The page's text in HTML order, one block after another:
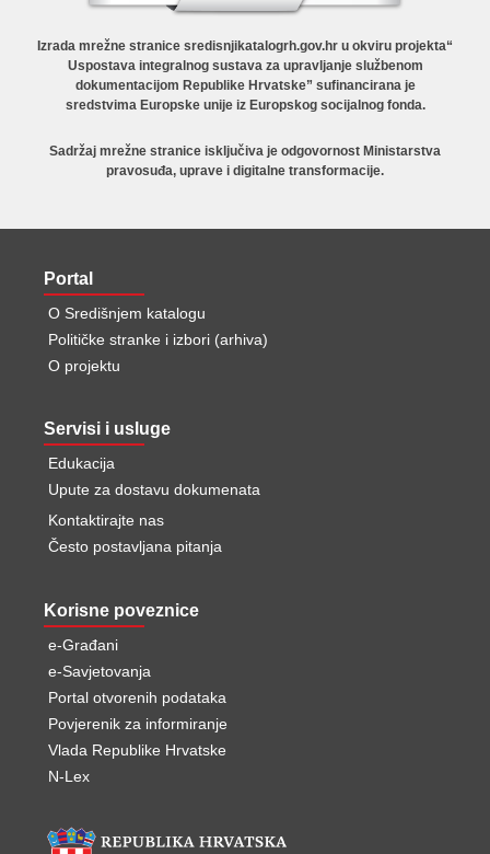
Izrada mrežne stranice sredisnjikatalogrh.gov.hr u okviru projekta“
Uspostava integralnog sustava za upravljanje službenom
dokumentacijom Republike Hrvatske” sufinancirana je
sredstvima Europske unije iz Europskog socijalnog fonda.
Sadržaj mrežne stranice isključiva je odgovornost Ministarstva
pravosuđa, uprave i digitalne transformacije.
Portal
O Središnjem katalogu
Političke stranke i izbori (arhiva)
O projektu
Servisi i usluge
Edukacija
Upute za dostavu dokumenata
Kontaktirajte nas
Često postavljana pitanja
Korisne poveznice
e-Građani
e-Savjetovanja
Portal otvorenih podataka
Povjerenik za informiranje
Vlada Republike Hrvatske
N-Lex